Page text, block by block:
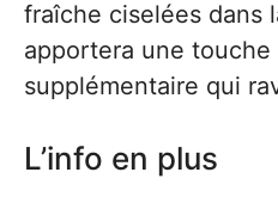
fraîche ciselées dans
apportera une
supplémentaire qui
L’info en plus